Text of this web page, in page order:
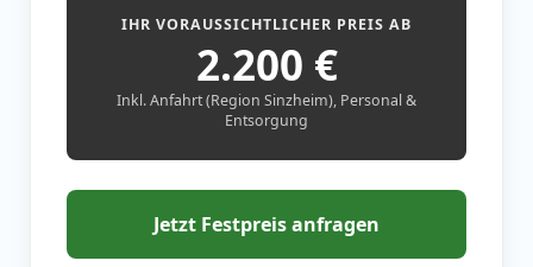
IHR VORAUSSICHTLICHER PREIS AB
2.200 €
Inkl. Anfahrt (Region Sinzheim), Personal &
Entsorgung
Jetzt Festpreis anfragen